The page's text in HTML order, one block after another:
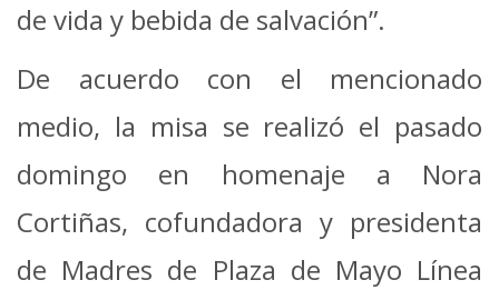
de vida y bebida de salvación”.
De acuerdo con el mencionado
medio, la misa se realizó el pasado
domingo en homenaje a Nora
Cortiñas, cofundadora y presidenta
de Madres de Plaza de Mayo Línea